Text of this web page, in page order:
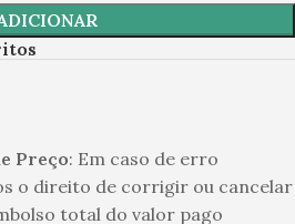
Preço: Em caso de erro
o direito de corrigir ou cancelar
total do valor pago